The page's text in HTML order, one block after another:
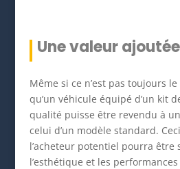
Une valeur
Même si ce n’est pas toujours
qu’un véhicule équipé d’un kit
qualité puisse être revendu à
celui d’un modèle standard.
l’acheteur potentiel pourra être
l’esthétique et les